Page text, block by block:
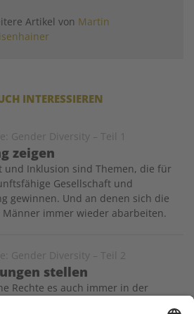
Artikel von Martin
INTERESSIEREN
Gender Diversity – Teil 1
zeigen
und Inklusion sind Themen, die für
Gesellschaft und
gewinnen. Und an denen sich die
immer wieder abarbeiten.
Gender Diversity – Teil 2
stellen
Rechte es auch immer in der